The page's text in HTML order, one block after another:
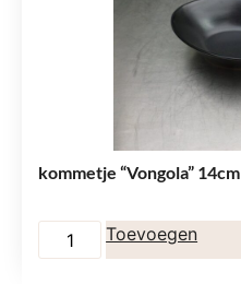
kommetje “Vongola” 14cm
Toevoegen